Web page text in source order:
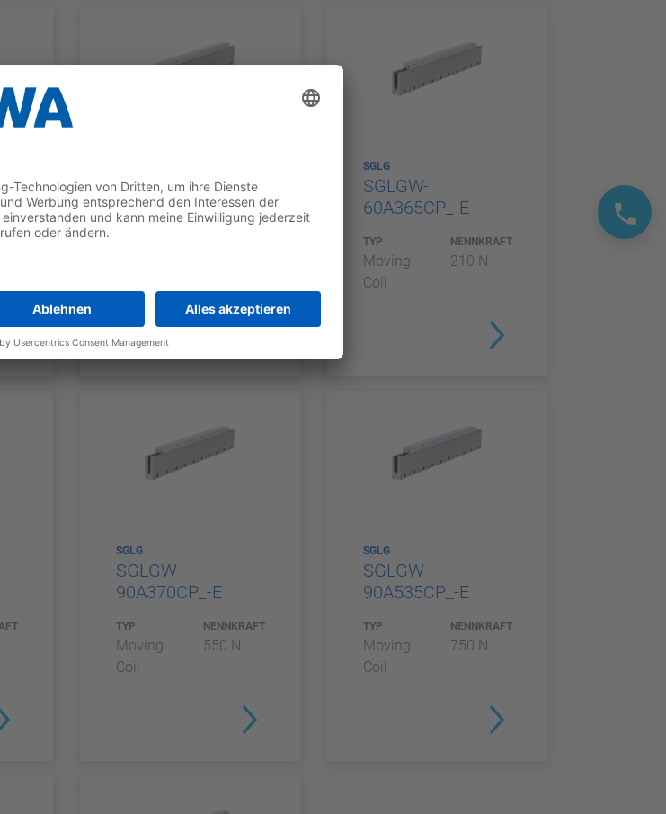
SGLGW-
60A253CP_-E
SGLG
SGLGW-
60A365CP_-E
TYP
Moving
Coil
NENNKRAFT
210 N
SGLG
SGLGW-
90A370CP_-E
TYP
Moving
Coil
NENNKRAFT
550 N
SGLG
SGLGW-
90A535CP_-E
TYP
Moving
Coil
NENNKRAFT
750 N